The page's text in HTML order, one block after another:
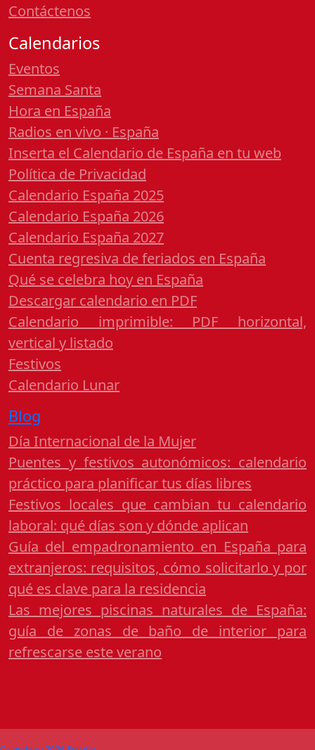
Contáctenos
Calendarios
Eventos
Semana Santa
Hora en España
Radios en vivo · España
Inserta el Calendario de España en tu web
Política de Privacidad
Calendario España 2025
Calendario España 2026
Calendario España 2027
Cuenta regresiva de feriados en España
Qué se celebra hoy en España
Descargar calendario en PDF
Calendario imprimible: PDF horizontal,
vertical y listado
Festivos
Calendario Lunar
Blog
Día Internacional de la Mujer
Puentes y festivos autonómicos: calendario
práctico para planificar tus días libres
Festivos locales que cambian tu calendario
laboral: qué días son y dónde aplican
Guía del empadronamiento en España para
extranjeros: requisitos, cómo solicitarlo y por
qué es clave para la residencia
Las mejores piscinas naturales de España:
guía de zonas de baño de interior para
refrescarse este verano